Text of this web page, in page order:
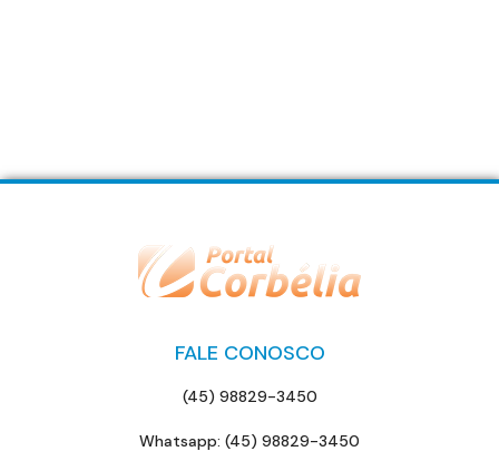
FALE CONOSCO
(45) 98829-3450
Whatsapp: (45) 98829-3450